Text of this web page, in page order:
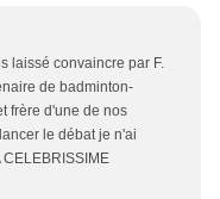
laissé convaincre par F.
de badminton-
frère d'une de nos
le débat je n'ai